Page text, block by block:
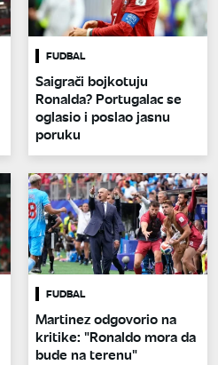
FUDBAL
Saigrači bojkotuju
Ronalda? Portugalac se
oglasio i poslao jasnu
poruku
FUDBAL
Martinez odgovorio na
kritike: "Ronaldo mora da
bude na terenu"